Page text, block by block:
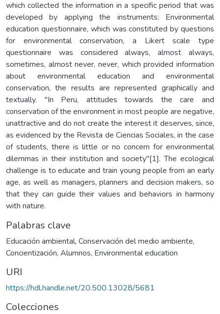
which collected the information in a specific period that was
developed by applying the instruments: Environmental
education questionnaire, which was constituted by questions
for environmental conservation, a Likert scale type
questionnaire was considered always, almost always,
sometimes, almost never, never, which provided information
about environmental education and environmental
conservation, the results are represented graphically and
textually. "In Peru, attitudes towards the care and
conservation of the environment in most people are negative,
unattractive and do not create the interest it deserves, since,
as evidenced by the Revista de Ciencias Sociales, in the case
of students, there is little or no concern for environmental
dilemmas in their institution and society"[1]. The ecological
challenge is to educate and train young people from an early
age, as well as managers, planners and decision makers, so
that they can guide their values and behaviors in harmony
with nature.
Palabras clave
Educación ambiental, Conservación del medio ambiente,
Concientización, Alumnos, Environmental education
URI
https://hdl.handle.net/20.500.13028/5681
Colecciones